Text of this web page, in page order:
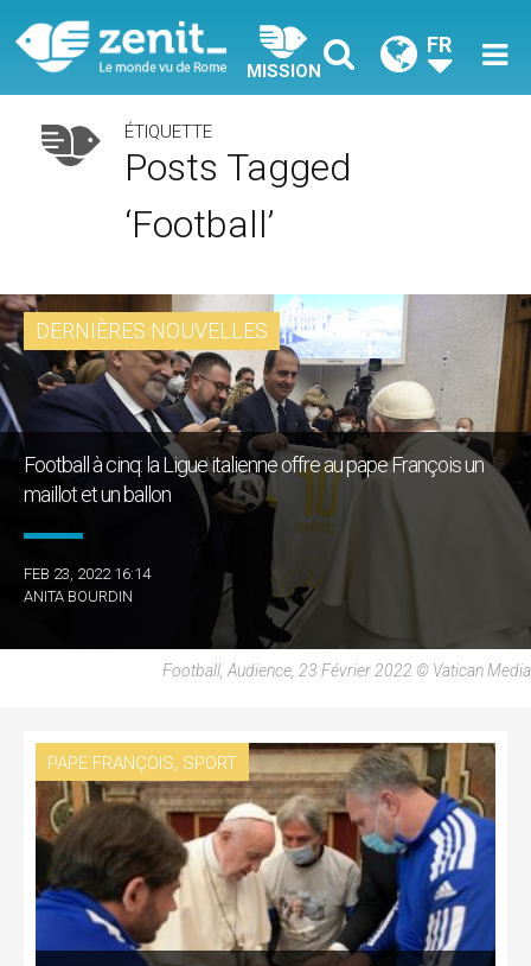
MISSION
FR
ÉTIQUETTE
Posts Tagged
‘football’
DERNIÈRES NOUVELLES
Football à cinq: la Ligue italienne offre au pape François un
maillot et un ballon
FEB 23, 2022 16:14
ANITA BOURDIN
Football, Audience, 23 Février 2022 © Vatican Media
PAPE FRANÇOIS, SPORT